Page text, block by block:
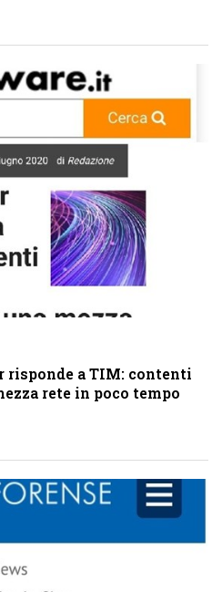
risponde a TIM: contenti
rete in poco tempo